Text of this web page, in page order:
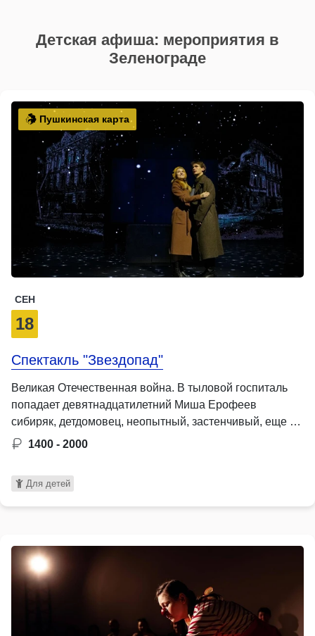
Детская афиша: мероприятия в
Зеленограде
Пушкинская карта
СЕН
18
Спектакль "Звездопад"
Великая Отечественная война. В тыловой госпиталь
попадает девятнадцатилетний Миша Ерофеев
сибиряк, детдомовец, неопытный, застенчивый, еще …
1400 - 2000
Для детей